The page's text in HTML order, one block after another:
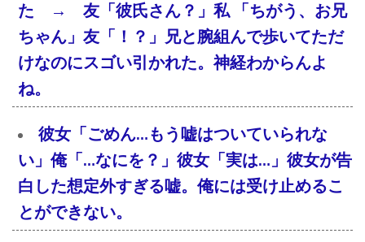
た → 友「彼氏さん？」私 「ちがう、お兄
ちゃん」友「！？」兄と腕組んで歩いてただ
けなのにスゴい引かれた。神経わからんよ
ね。
彼女「ごめん…もう嘘はついていられな
い」俺「…なにを？」彼女「実は…」彼女が告
白した想定外すぎる嘘。俺には受け止めるこ
とができない。